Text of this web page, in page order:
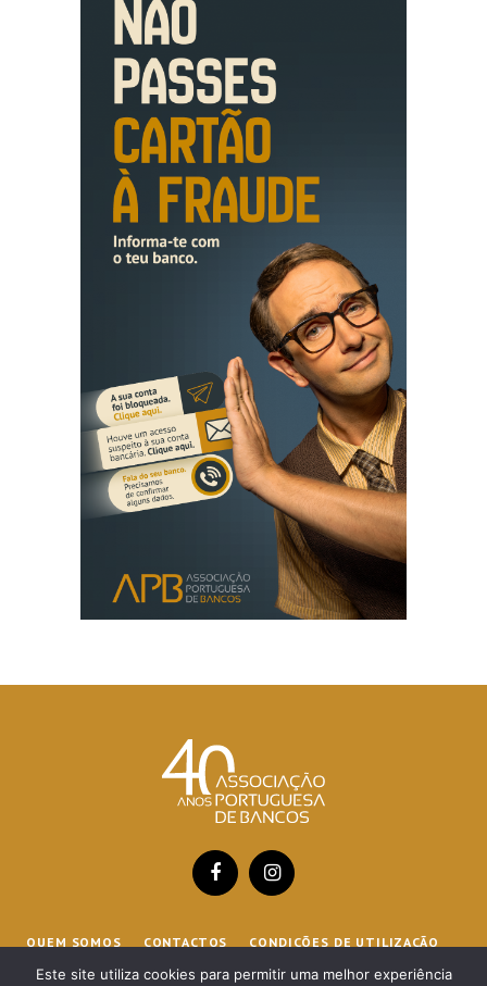
FacebookInstagram
QUEM SOMOS CONTACTOS
CONDIÇÕES DE UTILIZAÇÃO
POLÍTICA DE COOKIES
Este site utiliza cookies para permitir uma melhor experiência